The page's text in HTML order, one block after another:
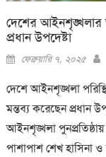
দেশের আইনশৃঙ্খলার
প্রধান উপদেষ্টা
Posted
ফেব্রুয়ারি ৭, ২০২৫
দেশে আইনশৃঙ্খলা
মন্তব্য করেছেন প্রধান
আইনশৃঙ্খলা পুনপ্রতিষ্ঠায়
পাশাপাশ শেখ হাসিনা